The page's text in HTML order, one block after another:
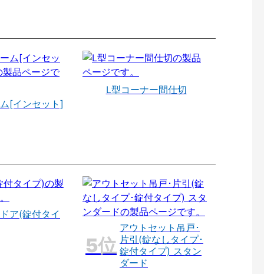
[インセット]
L型コーナー間仕切
ア(錠付タイ
アウトセット吊戸･
片引(錠なしタイプ･
錠付タイプ) スタン
ダード